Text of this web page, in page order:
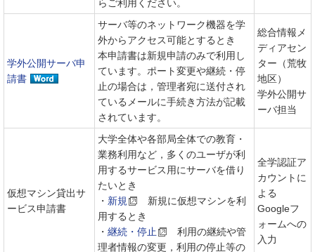
らご利用ください。
学外公開サーバ申
請書
サーバ等のネットワーク機器を学
外からアクセス可能とするとき
本申請書は新規申請のみで利用し
ています。ポート変更や継続・停
止の場合は，管理者宛に送付され
ているメールに手続き方法が記載
されています。
総合情報メ
ディアセン
ター （荒牧
地区）
学外公開サ
ーバ担当
仮想マシン貸出サ
ービス申請書
大学全体や各部局全体での教育・
業務利用など，多くのユーザが利
用するサービス用にサーバを借り
たいとき
・ 新規
新規に仮想マシンを利
用するとき
・ 継続・停止
利用の継続や管
理者情報の変更，利用の停止等の
全学認証ア
カウントに
よる
Googleフ
ォームへの
入力